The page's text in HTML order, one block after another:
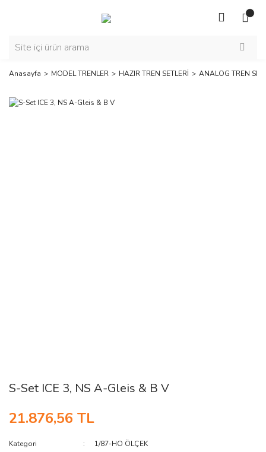
Anasayfa MODEL TRENLER HAZIR TREN SETLERİ ANALOG TREN
S-Set ICE 3, NS A-Gleis & B V
21.876,56 TL
Kategori
1/87-HO ÖLÇEK